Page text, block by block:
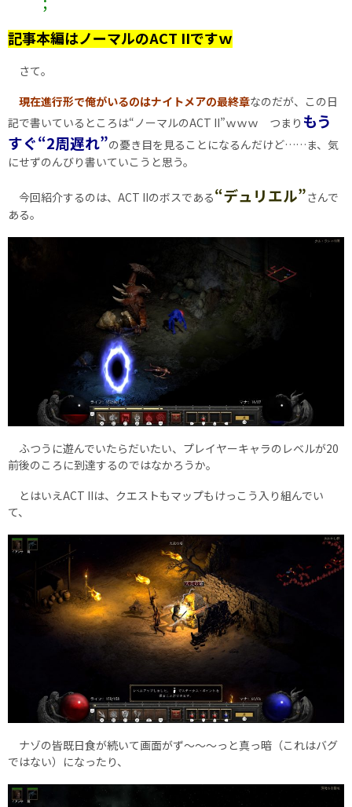
記事本編はノーマルのACT IIですｗ
さて。
現在進行形で俺がいるのはナイトメアの最終章なのだが、この日
記で書いているところは“ノーマルのACT II”ｗｗｗ つまり もう
すぐ“2周遅れ”の憂き目を見ることになるんだけど……ま、気
にせずのんびり書いていこうと思う。
今回紹介するのは、ACT IIのボスである“デュリエル”さんで
ある。
ふつうに遊んでいたらだいたい、プレイヤーキャラのレベルが20
前後のころに到達するのではなかろうか。
とはいえACT IIは、クエストもマップもけっこう入り組んでい
て、
ナゾの皆既日食が続いて画面がず～～～っと真っ暗（これはバグ
ではない）になったり、